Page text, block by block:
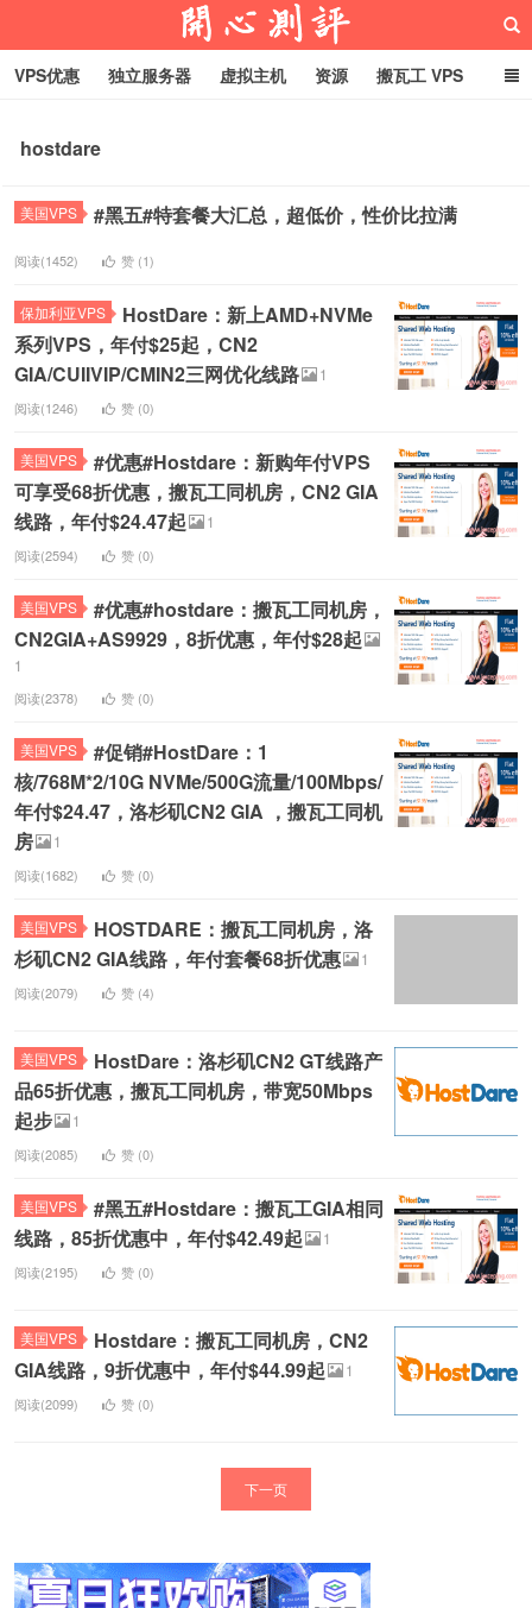
VPS优惠 独立服务器 虚拟主机 资源 搬瓦工 VPS
hostdare
美国VPS #黑五#特套餐大汇总，超低价，性价比拉满
阅读(1452) 赞 (1)
保加利亚VPS
HostDare：新上AMD+NVMe
系列VPS，年付$25起，CN2
GIA/CUIIVIP/CMIN2三网优化线路
1
阅读(1246) 赞 (0)
美国VPS
#优惠#Hostdare：新购年付VPS
可享受68折优惠，搬瓦工同机房，CN2 GIA
线路，年付$24.47起
1
阅读(2594) 赞 (0)
美国VPS
#优惠#hostdare：搬瓦工同机房，
CN2GIA+AS9929，8折优惠，年付$28起
1
阅读(2378) 赞 (0)
美国VPS
#促销#HostDare：1
核/768M*2/10G NVMe/500G流量/100Mbps/
年付$24.47，洛杉矶CN2 GIA ，搬瓦工同机
房
1
阅读(1682) 赞 (0)
美国VPS
HOSTDARE：搬瓦工同机房，洛
杉矶CN2 GIA线路，年付套餐68折优惠
1
阅读(2079) 赞 (4)
美国VPS
HostDare：洛杉矶CN2 GT线路产
品65折优惠，搬瓦工同机房，带宽50Mbps
起步
1
阅读(2085) 赞 (0)
美国VPS
#黑五#Hostdare：搬瓦工GIA相同
线路，85折优惠中，年付$42.49起
1
阅读(2195) 赞 (0)
美国VPS
Hostdare：搬瓦工同机房，CN2
GIA线路，9折优惠中，年付$44.99起
1
阅读(2099) 赞 (0)
下一页